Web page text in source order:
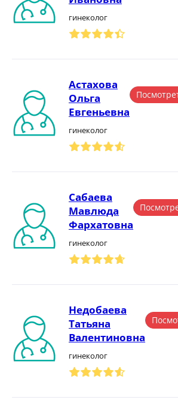
гинеколог
Астахова
Ольга
Евгеньевна
гинеколог
Сабаева
Мавлюда
Фархатовна
гинеколог
Недобаева
Татьяна
Валентиновна
гинеколог